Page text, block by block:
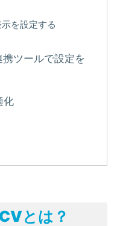
を設定する
ツールで設定を
化
とは ？